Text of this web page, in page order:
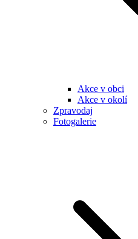
Akce v obci
Akce v okolí
Zpravodaj
Fotogalerie